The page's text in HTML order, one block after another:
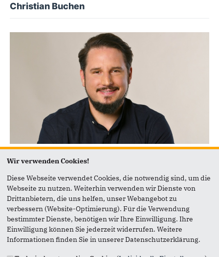
Christian Buchen
Foto: Manfred Esser
Pafrath-Süd
Thilo Gleichmann
Wir verwenden Cookies!
Diese Webseite verwendet Cookies, die notwendig sind, um die
Webseite zu nutzen. Weiterhin verwenden wir Dienste von
Drittanbietern, die uns helfen, unser Webangebot zu
verbessern (Website-Optimierung). Für die Verwendung
bestimmter Dienste, benötigen wir Ihre Einwilligung. Ihre
Einwilligung können Sie jederzeit widerrufen. Weitere
Informationen finden Sie in unserer Datenschutzerklärung.